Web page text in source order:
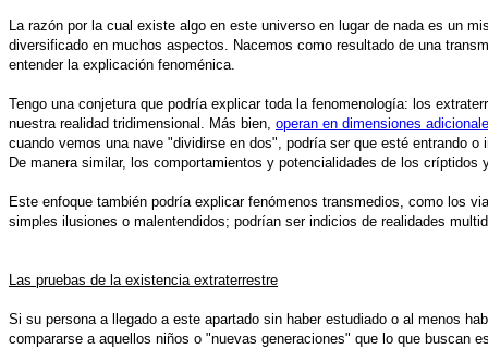
La razón por la cual existe algo en este universo en lugar de nada es un
diversificado en muchos aspectos. Nacemos como resultado de una
entender la explicación fenoménica.
Tengo una conjetura que podría explicar toda la fenomenología: los
nuestra realidad tridimensional. Más bien, operan en dimensiones
cuando vemos una nave "dividirse en dos", podría ser que esté entrando
De manera similar, los comportamientos y potencialidades de los
Este enfoque también podría explicar fenómenos transmedios, como los
simples ilusiones o malentendidos; podrían ser indicios de realidades
Las pruebas de la existencia extraterrestre
Si su persona a llegado a este apartado sin haber estudiado o al menos
compararse a aquellos niños o "nuevas generaciones" que lo que buscan